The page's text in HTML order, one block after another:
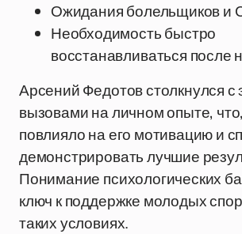
Ожидания болельщиков и
Необходимость быстро
восстанавливаться после
Арсений Федотов столкнулся с
вызовами на личном опыте,
повлияло на его мотивацию и
демонстрировать лучшие
Понимание психологических
ключ к поддержке молодых
таких условиях.